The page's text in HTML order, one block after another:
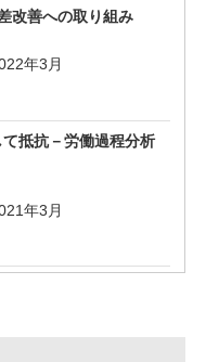
改善への取り組み
年3月
抵抗－労働過程分析
年3月